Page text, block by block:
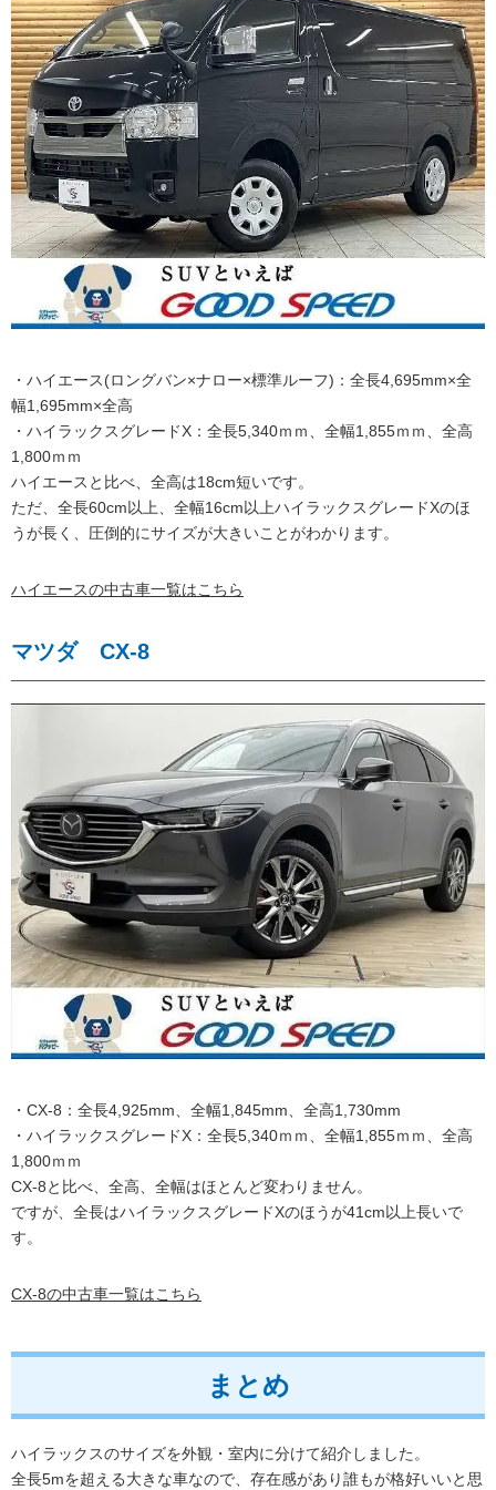
・ハイエース(ロングバン×ナロー×標準ルーフ)：全長4,695mm×全
幅1,695mm×全高
・ハイラックスグレードX：全長5,340ｍｍ、全幅1,855ｍｍ、全高
1,800ｍｍ
ハイエースと比べ、全高は18cm短いです。
ただ、全長60cm以上、全幅16cm以上ハイラックスグレードXのほ
うが長く、圧倒的にサイズが大きいことがわかります。
ハイエースの中古車一覧はこちら
マツダ CX-8
・CX-8：全長4,925mm、全幅1,845mm、全高1,730mm
・ハイラックスグレードX：全長5,340ｍｍ、全幅1,855ｍｍ、全高
1,800ｍｍ
CX-8と比べ、全高、全幅はほとんど変わりません。
ですが、全長はハイラックスグレードXのほうが41cm以上長いで
す。
CX-8の中古車一覧はこちら
まとめ
ハイラックスのサイズを外観・室内に分けて紹介しました。
全長5mを超える大きな車なので、存在感があり誰もが格好いいと思